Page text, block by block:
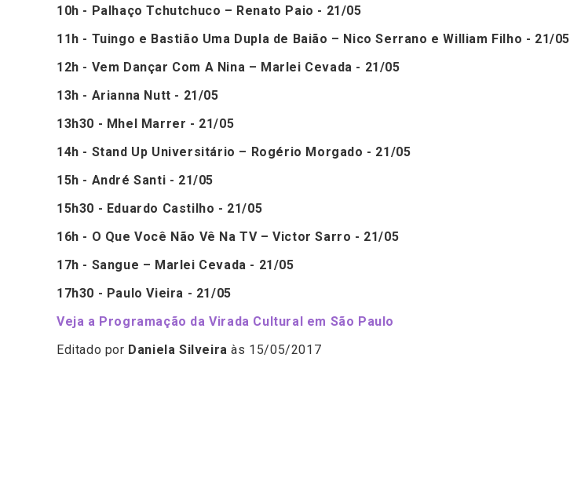
10h - Palhaço Tchutchuco – Renato Paio - 21/05
11h - Tuingo e Bastião Uma Dupla de Baião – Nico Serrano e William Filho - 21/05
12h - Vem Dançar Com A Nina – Marlei Cevada - 21/05
13h - Arianna Nutt - 21/05
13h30 - Mhel Marrer - 21/05
14h - Stand Up Universitário – Rogério Morgado - 21/05
15h - André Santi - 21/05
15h30 - Eduardo Castilho - 21/05
16h - O Que Você Não Vê Na TV – Victor Sarro - 21/05
17h - Sangue – Marlei Cevada - 21/05
17h30 - Paulo Vieira - 21/05
Veja a Programação da Virada Cultural em São Paulo
Editado por Daniela Silveira às 15/05/2017